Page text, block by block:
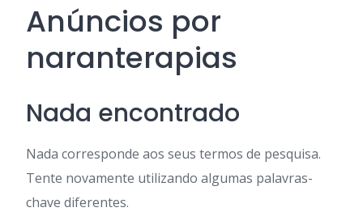
Anúncios por
naranterapias
Nada encontrado
Nada corresponde aos seus termos de pesquisa.
Tente novamente utilizando algumas palavras-
chave diferentes.